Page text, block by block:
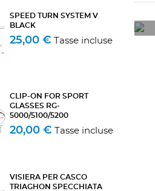
SPEED TURN SYSTEM V
BLACK
25,00 € Tasse incluse
CLIP-ON FOR SPORT
GLASSES RG-
5000/5100/5200
20,00 € Tasse incluse
VISIERA PER CASCO
TRIAGHON SPECCHIATA